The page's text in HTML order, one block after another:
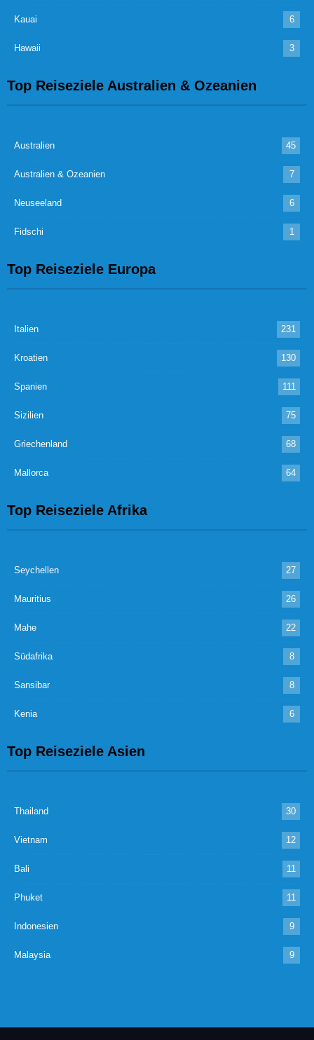
Kauai 6
Hawaii 3
Top Reiseziele Australien & Ozeanien
Australien 45
Australien & Ozeanien 7
Neuseeland 6
Fidschi 1
Top Reiseziele Europa
Italien 231
Kroatien 130
Spanien 111
Sizilien 75
Griechenland 68
Mallorca 64
Top Reiseziele Afrika
Seychellen 27
Mauritius 26
Mahe 22
Südafrika 8
Sansibar 8
Kenia 6
Top Reiseziele Asien
Thailand 30
Vietnam 12
Bali 11
Phuket 11
Indonesien 9
Malaysia 9